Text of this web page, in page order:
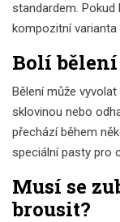
standardem. Pokud
kompozitní
Bolí bělení
Bělení může
sklovinou nebo
přechází během
speciální pasty pro
Musí se
brousit?